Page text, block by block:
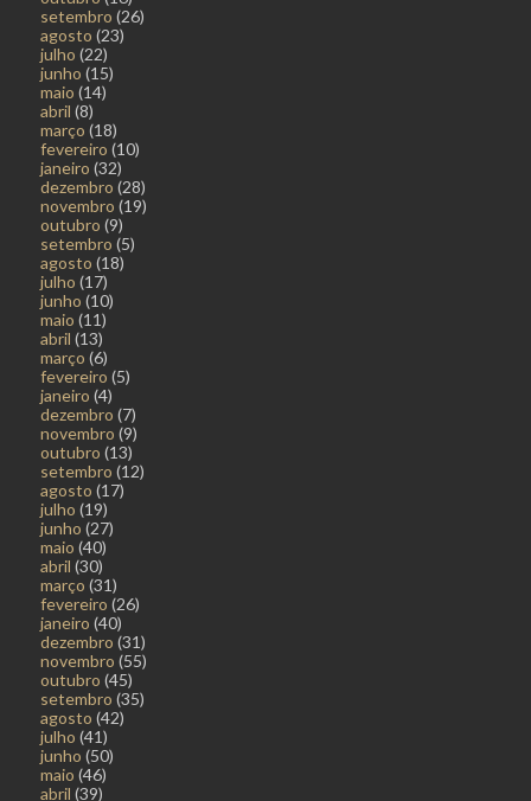
setembro (26)
agosto (23)
julho (22)
junho (15)
maio (14)
abril (8)
março (18)
fevereiro (10)
janeiro (32)
dezembro (28)
novembro (19)
outubro (9)
setembro (5)
agosto (18)
julho (17)
junho (10)
maio (11)
abril (13)
março (6)
fevereiro (5)
janeiro (4)
dezembro (7)
novembro (9)
outubro (13)
setembro (12)
agosto (17)
julho (19)
junho (27)
maio (40)
abril (30)
março (31)
fevereiro (26)
janeiro (40)
dezembro (31)
novembro (55)
outubro (45)
setembro (35)
agosto (42)
julho (41)
junho (50)
maio (46)
abril (39)